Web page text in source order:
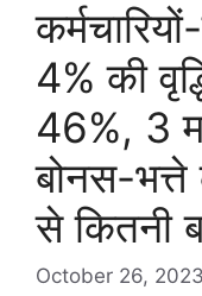
4% की
46%, 3
बोनस-
से कितनी
October 26, 2023